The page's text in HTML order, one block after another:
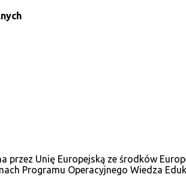
przez Unię Europejską ze środków
Programu Operacyjnego Wiedza